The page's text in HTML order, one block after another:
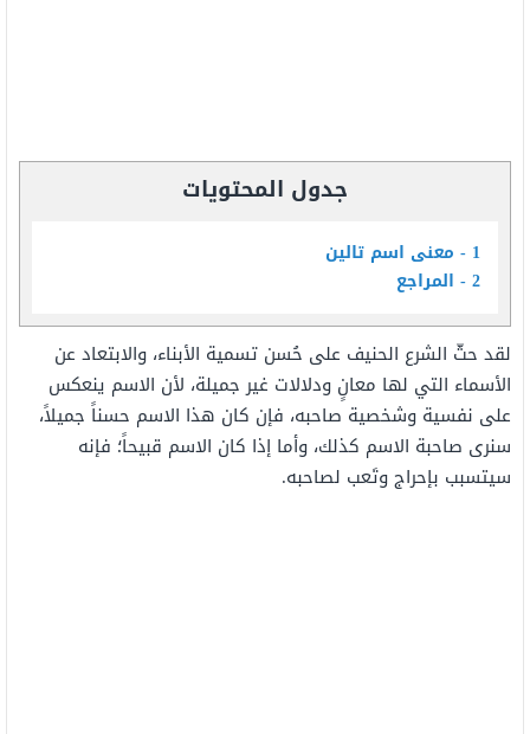
جدول المحتويات
1
معنى اسم تالين
2 المراجع
لقد حثّ الشرع الحنيف على حُسن تسمية الأبناء، والابتعاد عن
الأسماء التي لها معانٍ ودلالات غير جميلة، لأن الاسم ينعكس
على نفسية وشخصية صاحبه، فإن كان هذا الاسم حسناً جميلاً،
سنرى صاحبة الاسم كذلك، وأما إذا كان الاسم قبيحاً؛ فإنه
سيتسبب بإحراج وتَعب لصاحبه.